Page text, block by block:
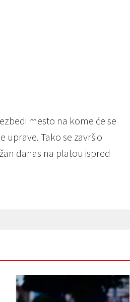
mesto na kome će se
uprave. Tako se završio
danas na platou ispred